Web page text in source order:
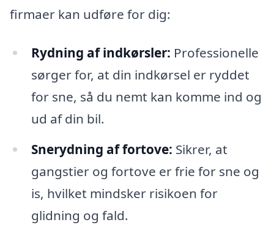
firmaer kan udføre for dig:
Rydning af indkørsler: Professionelle
sørger for, at din indkørsel er ryddet
for sne, så du nemt kan komme ind og
ud af din bil.
Snerydning af fortove: Sikrer, at
gangstier og fortove er frie for sne og
is, hvilket mindsker risikoen for
glidning og fald.